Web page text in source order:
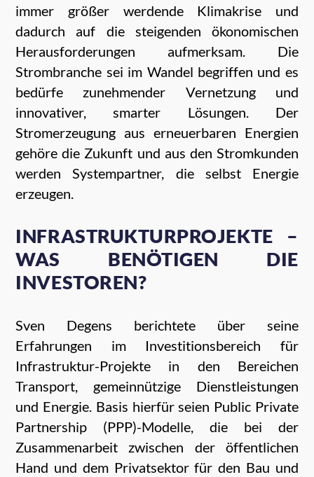
immer größer werdende Klimakrise und
dadurch auf die steigenden ökonomischen
Herausforderungen aufmerksam. Die
Strombranche sei im Wandel begriffen und es
bedürfe zunehmender Vernetzung und
innovativer, smarter Lösungen. Der
Stromerzeugung aus erneuerbaren Energien
gehöre die Zukunft und aus den Stromkunden
werden Systempartner, die selbst Energie
erzeugen.
INFRASTRUKTURPROJEKTE –
WAS BENÖTIGEN DIE
INVESTOREN?
Sven Degens berichtete über seine
Erfahrungen im Investitionsbereich für
Infrastruktur-Projekte in den Bereichen
Transport, gemeinnützige Dienstleistungen
und Energie. Basis hierfür seien Public Private
Partnership (PPP)-Modelle, die bei der
Zusammenarbeit zwischen der öffentlichen
Hand und dem Privatsektor für den Bau und